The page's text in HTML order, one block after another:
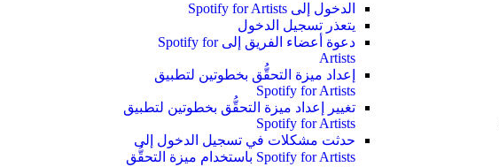
الدخول إلى Spotify for Artists
يتعذر تسجيل الدخول
دعوة أعضاء الفريق إلى Spotify for
Artists
إعداد ميزة التحقُّق بخطوتين لتطبيق
Spotify for Artists
تغيير إعداد ميزة التحقُّق بخطوتين لتطبيق
Spotify for Artists
حدثت مشكلات في تسجيل الدخول إلى
Spotify for Artists باستخدام ميزة التحقُّق